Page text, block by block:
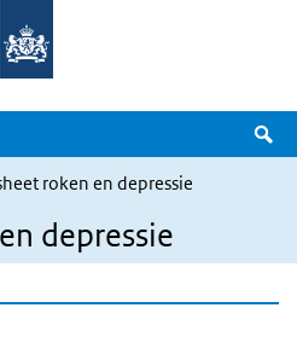
roken en depressie
depressie